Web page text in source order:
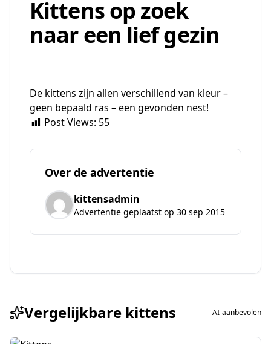
Kittens op zoek
naar een lief gezin
De kittens zijn allen verschillend van kleur –
geen bepaald ras – een gevonden nest!
Post Views: 55
Over de advertentie
kittensadmin
Advertentie geplaatst op 30 sep 2015
Vergelijkbare kittens AI-aanbevolen